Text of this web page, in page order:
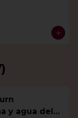
y agua del